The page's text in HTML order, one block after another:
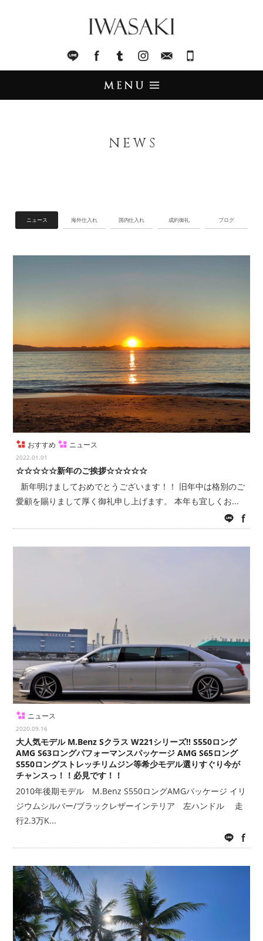
LINE facebook Tumblr InstagramMail
TRADE
NEWS
ニュース 海外仕入れ 国内仕入れ 成約御礼 ブログ
おすすめ ニュース
2022.01.01
☆☆☆☆☆新年のご挨拶☆☆☆☆☆
新年明けましておめでとうございます！！ 旧年中は格別のご
愛顧を賜りまして厚く御礼申し上げます。 本年も宜しくお...
LINE
ニュース
2020.09.16
大人気モデル M.Benz Sクラス W221シリーズ!! S550ロング
AMG S63ロングパフォーマンスパッケージ AMG S65ロング
S550ロングストレッチリムジン等希少モデル選りすぐり今が
チャンスっ！！必見です！！
2010年後期モデル M.Benz S550ロングAMGパッケージ イリ
ジウムシルバー/ブラックレザーインテリア 左ハンドル 走
行2.3万K...
LINE